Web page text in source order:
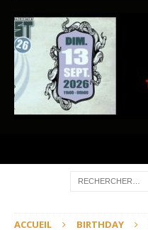
ACCUEIL BIRTHDAY